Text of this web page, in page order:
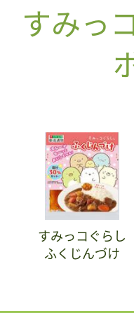
すみっ
すみっコぐらし
ふくじんづけ